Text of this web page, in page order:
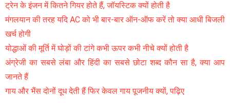
ट्रेन के इंजन में कितने गियर होते हैं, जॉयस्टिक क्यों होती है
मंगलयान की तरह यदि AC को भी बार-बार ऑन-ऑफ करें तो क्या आधी बिजली
खर्च होगी
योद्धाओं की मूर्ति में घोड़ों की टांगे कभी ऊपर कभी नीचे क्यों होती है
अंग्रेजी का सबसे लंबा और हिंदी का सबसे छोटा शब्द कौन सा है, क्या आप
जानते हैं
गाय और भैंस दोनों दूध देती हैं फिर केवल गाय पूजनीय क्यों, पढ़िए